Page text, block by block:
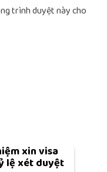
trình duyệt này cho
xin visa
lệ xét duyệt